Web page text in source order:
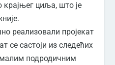
циља, што је
реализовали пројекат
се састоји из следећих
подродичним